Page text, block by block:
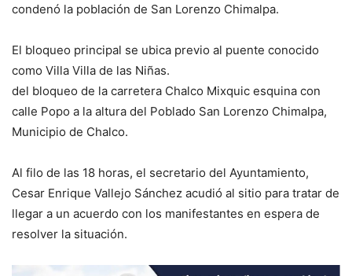
condenó la población de San Lorenzo Chimalpa.
El bloqueo principal se ubica previo al puente conocido
como Villa Villa de las Niñas.
del bloqueo de la carretera Chalco Mixquic esquina con
calle Popo a la altura del Poblado San Lorenzo Chimalpa,
Municipio de Chalco.
Al filo de las 18 horas, el secretario del Ayuntamiento,
Cesar Enrique Vallejo Sánchez acudió al sitio para tratar de
llegar a un acuerdo con los manifestantes en espera de
resolver la situación.